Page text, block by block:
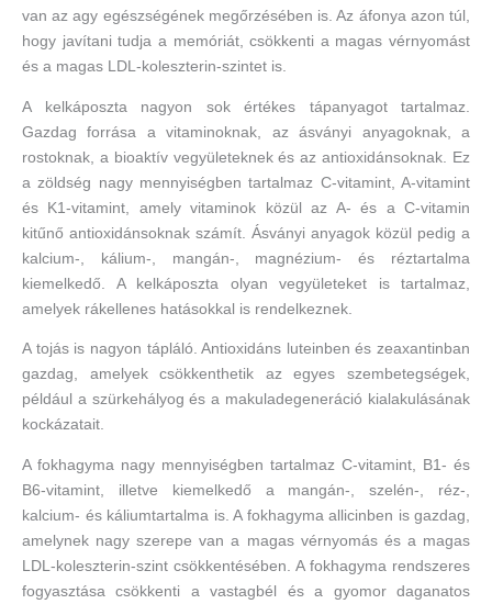
van az agy egészségének megőrzésében is. Az áfonya azon túl,
hogy javítani tudja a memóriát, csökkenti a magas vérnyomást
és a magas LDL-koleszterin-szintet is.
A kelkáposzta nagyon sok értékes tápanyagot tartalmaz.
Gazdag forrása a vitaminoknak, az ásványi anyagoknak, a
rostoknak, a bioaktív vegyületeknek és az antioxidánsoknak. Ez
a zöldség nagy mennyiségben tartalmaz C-vitamint, A-vitamint
és K1-vitamint, amely vitaminok közül az A- és a C-vitamin
kitűnő antioxidánsoknak számít. Ásványi anyagok közül pedig a
kalcium-, kálium-, mangán-, magnézium- és réztartalma
kiemelkedő. A kelkáposzta olyan vegyületeket is tartalmaz,
amelyek rákellenes hatásokkal is rendelkeznek.
A tojás is nagyon tápláló. Antioxidáns luteinben és zeaxantinban
gazdag, amelyek csökkenthetik az egyes szembetegségek,
például a szürkehályog és a makuladegeneráció kialakulásának
kockázatait.
A fokhagyma nagy mennyiségben tartalmaz C-vitamint, B1- és
B6-vitamint, illetve kiemelkedő a mangán-, szelén-, réz-,
kalcium- és káliumtartalma is. A fokhagyma allicinben is gazdag,
amelynek nagy szerepe van a magas vérnyomás és a magas
LDL-koleszterin-szint csökkentésében. A fokhagyma rendszeres
fogyasztása csökkenti a vastagbél és a gyomor daganatos